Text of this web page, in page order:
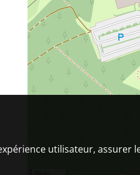
utilisateur, assurer